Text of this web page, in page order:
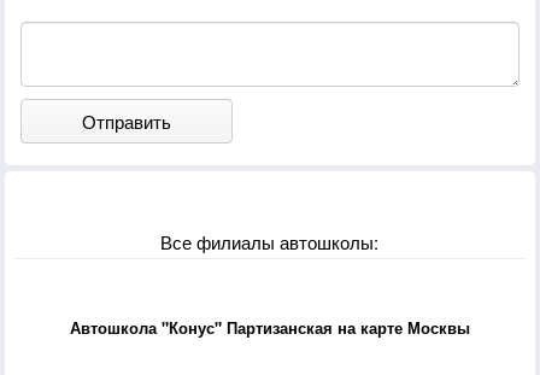
Отправить
Все филиалы автошколы:
Автошкола "Конус" Партизанская на карте Москвы